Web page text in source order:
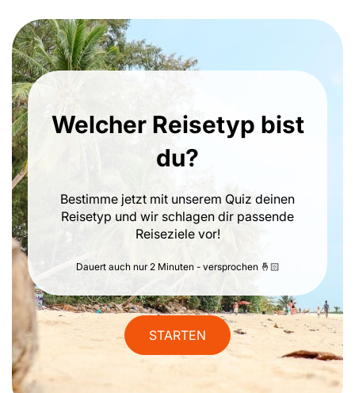
Welcher Reisetyp bist
du?
Bestimme jetzt mit unserem Quiz deinen
Reisetyp und wir schlagen dir passende
Reiseziele vor!
Dauert auch nur 2 Minuten - versprochen 🤞🏻
STARTEN